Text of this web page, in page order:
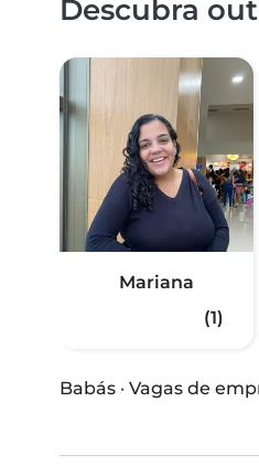
Descubra
Mariana
(1)
Babás · Vagas de